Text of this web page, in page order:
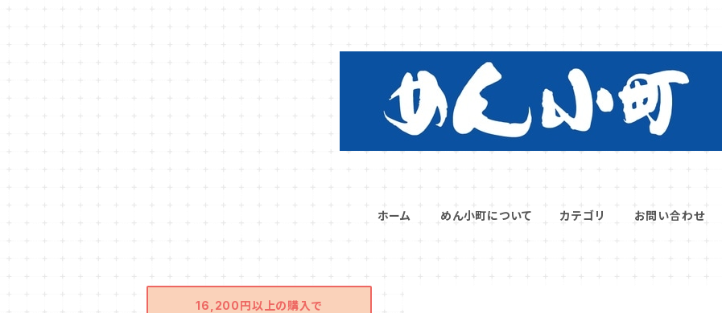
ホーム めん小町について カテゴリ お問い合わせ
16,200円以上の購入で